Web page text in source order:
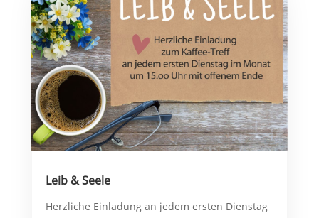
Leib & Seele
Herzliche Einladung an jedem ersten Dienstag